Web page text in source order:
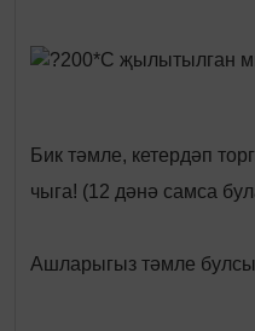
200*С җылытылган
Бик тәмле, кетердәп
чыга! (12 дәнә самса
Ашларыгыз тәмле